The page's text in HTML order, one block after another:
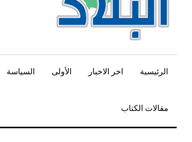
الرئيسية اخر الاخبار الأولى السياسة
مقالات الكتاب